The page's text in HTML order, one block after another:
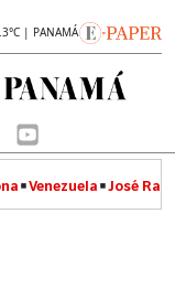
| PANAMÁ
Venezuela José